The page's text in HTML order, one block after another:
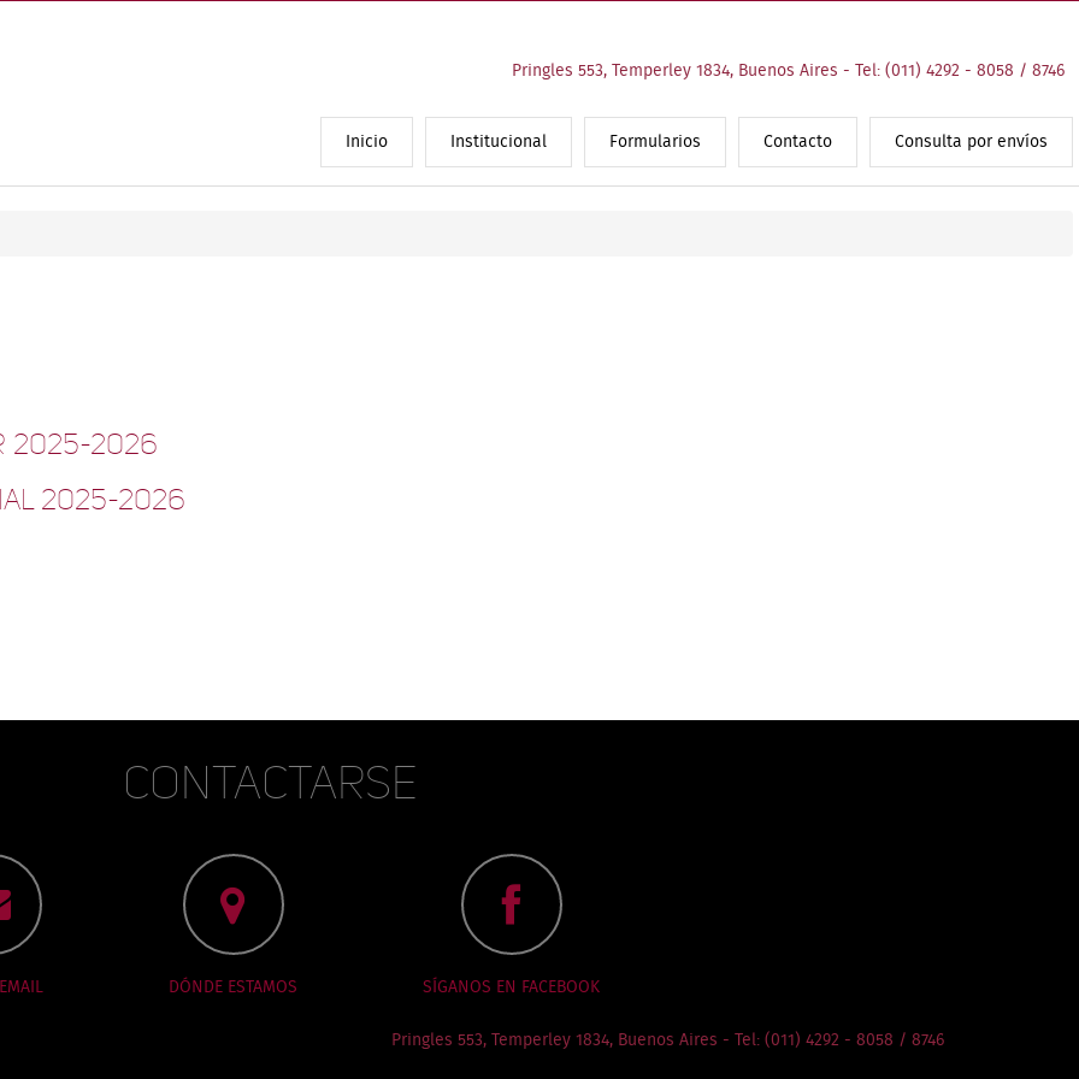
Pringles 553, Temperley 1834, Buenos Aires - Tel: (011) 4292 - 8058 / 8746
Inicio Institucional Formularios Contacto Consulta por envíos
2026
2025-2026
Contactarse
DÓNDE ESTAMOS
SÍGANOS EN FACEBOOK
Pringles 553, Temperley 1834, Buenos Aires - Tel: (011) 4292 - 8058 / 8746